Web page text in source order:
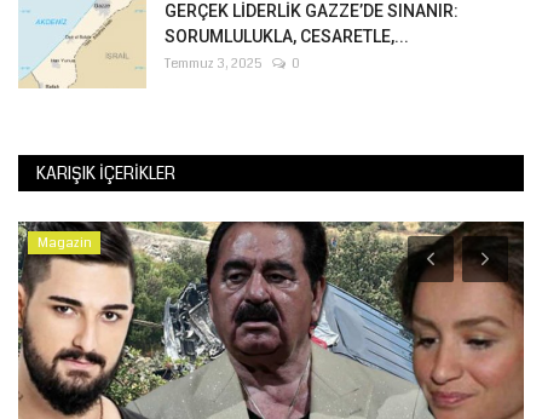
GERÇEK LİDERLİK GAZZE’DE SINANIR:
SORUMLULUKLA, CESARETLE,...
Temmuz 3, 2025 0
KARIŞIK İÇERIKLER
Magazin